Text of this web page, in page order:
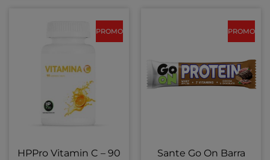
PROMO
HPPro Vitamin C – 90
PROMO
Sante Go On Barra